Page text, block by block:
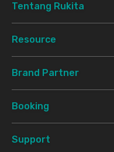
Tentang Rukita
Resource
Brand Partner
Booking
Support